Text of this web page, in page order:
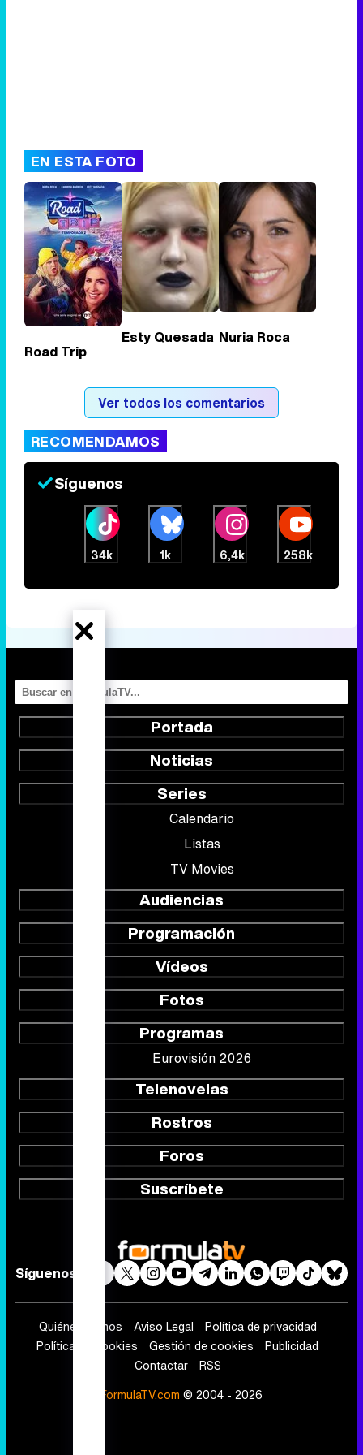
EN ESTA FOTO
Road Trip
Esty Quesada Nuria Roca
Ver todos los comentarios
RECOMENDAMOS
Síguenos
34k 1k 6,4k 258k
Portada
Noticias
Series
Calendario
Listas
TV Movies
Audiencias
Programación
Vídeos
Fotos
Programas
Eurovisión 2026
Telenovelas
Rostros
Foros
Suscríbete
Síguenos
Quiénes somos Aviso Legal
Política de privacidad
Política de cookies
Gestión de cookies
Publicidad
Contactar
RSS
FormulaTV.com © 2004 - 2026